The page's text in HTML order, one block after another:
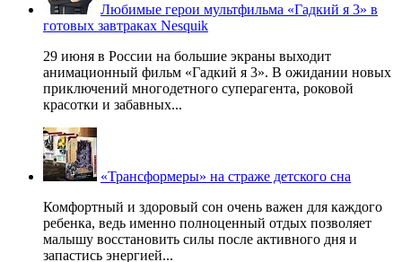
Любимые герои мультфильма «Гадкий я 3» в
готовых завтраках Nesquik
29 июня в России на большие экраны выходит
анимационный фильм «Гадкий я 3». В ожидании новых
приключений многодетного суперагента, роковой
красотки и забавных...
«Трансформеры» на страже детского сна
Комфортный и здоровый сон очень важен для каждого
ребенка, ведь именно полноценный отдых позволяет
малышу восстановить силы после активного дня и
запастись энергией...